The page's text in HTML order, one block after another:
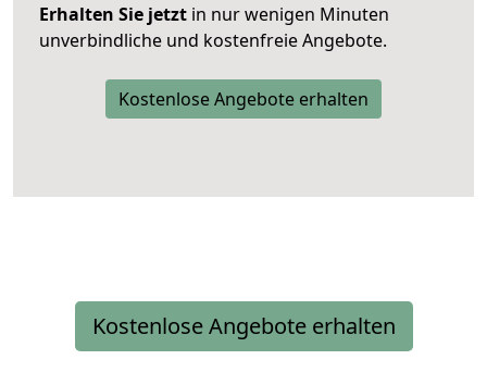
Erhalten Sie jetzt in nur wenigen Minuten
unverbindliche und kostenfreie Angebote.
Kostenlose Angebote erhalten
Kostenlose Angebote erhalten